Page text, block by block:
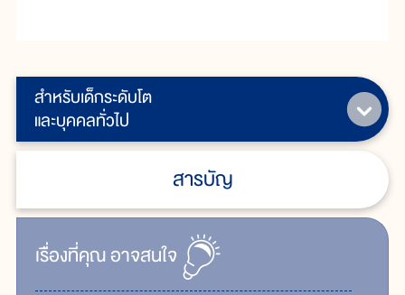
สำหรับเด็กระดับโต
และบุคคลทั่วไป
สารบัญ
เรื่ิองที่คุณอาจสนใจ